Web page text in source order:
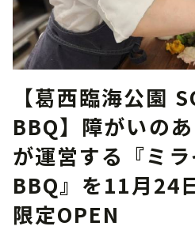
【葛西臨海公園
BBQ】障がいの
が運営する『ミラ
BBQ』を11月24
限定OPEN